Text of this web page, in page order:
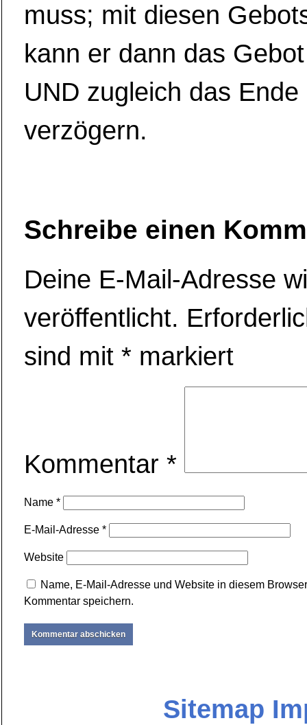
muss; mit diesen
kann er dann das
UND zugleich das
verzögern.
Schreibe einen
Deine E-Mail-Adresse
veröffentlicht.
sind mit * markiert
Kommentar *
Name *
E-Mail-Adresse *
Website
Name, E-Mail-Adresse und Website in diesem
Kommentar speichern.
Sitemap